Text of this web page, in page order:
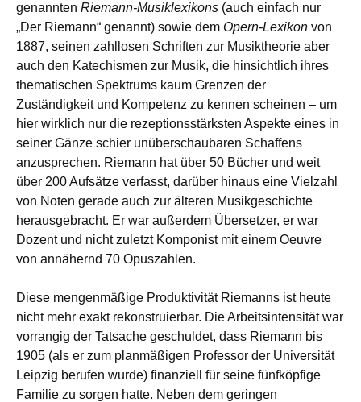
genannten Riemann-Musiklexikons (auch einfach nur
„Der Riemann“ genannt) sowie dem Opern-Lexikon von
1887, seinen zahllosen Schriften zur Musiktheorie aber
auch den Katechismen zur Musik, die hinsichtlich ihres
thematischen Spektrums kaum Grenzen der
Zuständigkeit und Kompetenz zu kennen scheinen – um
hier wirklich nur die rezeptionsstärksten Aspekte eines in
seiner Gänze schier unüberschaubaren Schaffens
anzusprechen. Riemann hat über 50 Bücher und weit
über 200 Aufsätze verfasst, darüber hinaus eine Vielzahl
von Noten gerade auch zur älteren Musikgeschichte
herausgebracht. Er war außerdem Übersetzer, er war
Dozent und nicht zuletzt Komponist mit einem Oeuvre
von annähernd 70 Opuszahlen.
Diese mengenmäßige Produktivität Riemanns ist heute
nicht mehr exakt rekonstruierbar. Die Arbeitsintensität war
vorrangig der Tatsache geschuldet, dass Riemann bis
1905 (als er zum planmäßigen Professor der Universität
Leipzig berufen wurde) finanziell für seine fünfköpfige
Familie zu sorgen hatte. Neben dem geringen